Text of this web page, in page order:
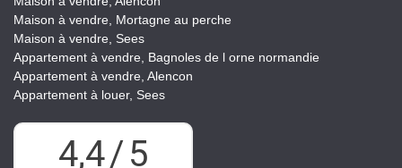
Maison à vendre, Mortagne au perche
Maison à vendre, Sees
Appartement à vendre, Bagnoles de l orne normandie
Appartement à vendre, Alencon
Appartement à louer, Sees
4,4/5